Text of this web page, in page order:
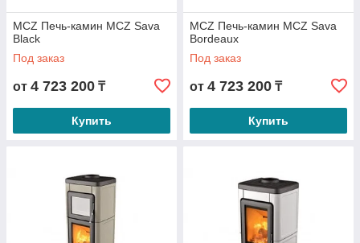
MCZ Печь-камин MCZ Sava
Black
Под заказ
от 4 723 200 ₸
Купить
MCZ Печь-камин MCZ Sava
Bordeaux
Под заказ
от 4 723 200 ₸
Купить